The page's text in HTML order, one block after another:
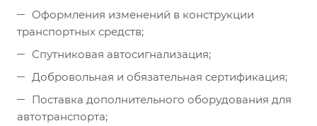
Оформления изменений в конструкции
транспортных средств;
Спутниковая автосигнализация;
Добровольная и обязательная сертификация;
Поставка дополнительного оборудования для
автотранспорта;